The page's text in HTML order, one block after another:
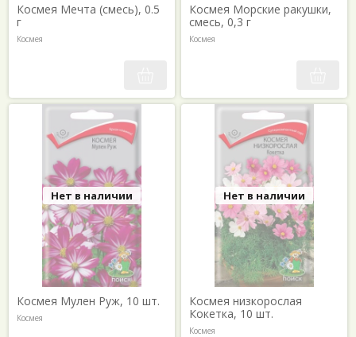
Космея Мечта (смесь), 0.5
г
Космея
Космея Морские ракушки,
смесь, 0,3 г
Космея
Нет в наличии
Космея Мулен Руж, 10 шт.
Космея
Нет в наличии
Космея низкорослая
Кокетка, 10 шт.
Космея